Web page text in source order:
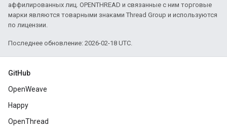
аффилированных лиц. OPENTHREAD и связанные с ним торговые
марки являются товарными знаками Thread Group и используются
по лицензии.
Последнее обновление: 2026-02-18 UTC.
GitHub
OpenWeave
Happy
OpenThread